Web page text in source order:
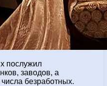
послужил
заводов, а
безработных.